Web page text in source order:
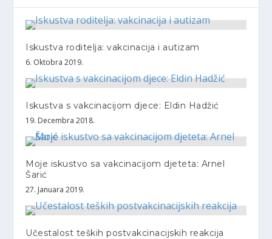
Iskustva roditelja: vakcinacija i autizam
6. Oktobra 2019.
Iskustva s vakcinacijom djece: Eldin Hadžić
19. Decembra 2018.
Moje iskustvo sa vakcinacijom djeteta: Arnel
Šarić
27. Januara 2019.
Učestalost teških postvakcinacijskih reakcija